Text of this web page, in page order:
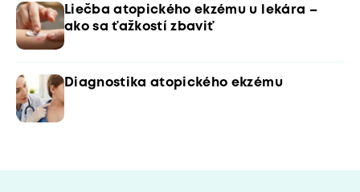
Liečba atopického ekzému u lekára –
ako sa ťažkostí zbaviť
Diagnostika atopického ekzému